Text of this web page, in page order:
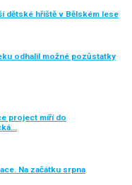
dětské hřiště v Bělském lese
odhalil možné pozůstatky
project míří do
Na začátku srpna